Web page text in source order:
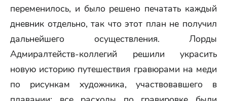
переменилось, и было решено печатать каждый
дневник отдельно, так что этот план не получил
дальнейшего осуществления. Лорды
Адмиралтейств-коллегий решили украсить
новую историю путешествия гравюрами на меди
по рисункам художника, участвовавшего в